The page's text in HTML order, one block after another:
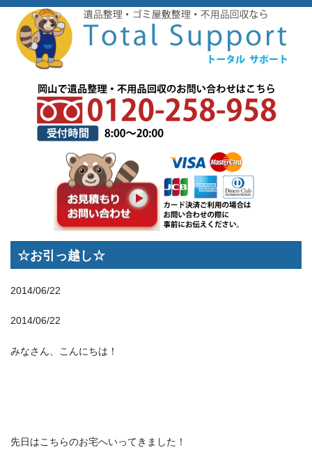
スタッフブログ
☆お引っ越し☆
2014/06/22
2014/06/22
みなさん、こんにちは！
先日はこちらのお宅へいってきました！